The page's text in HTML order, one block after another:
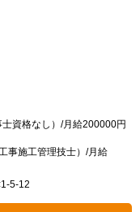
資格なし）/月給200000円
事施工管理技士）/月給
5-12